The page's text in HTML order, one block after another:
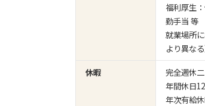
福利厚生
勤手当 等
就業場所
より異なる
休暇
完全週休
年間休日
年次有給